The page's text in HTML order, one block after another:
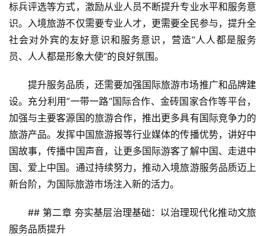
标兵评选等方式，激励从业人员不断提升专业水平和服务意
识。入境旅游不仅需要专业人才，更需要全民参与，提升全
社会对外宾的友好意识和服务意识，营造“人人都是服务
员、人人都是形象大使”的良好氛围。
提升服务品质，还需要加强国际旅游市场推广和品牌建
设。充分利用“一带一路”国际合作、金砖国家合作等平台，
加强与主要客源国的旅游合作，推出更多具有国际竞争力的
旅游产品。发挥中国旅游报等行业媒体的传播优势，讲好中
国故事，传播中国声音，让更多国际游客了解中国、走进中
国、爱上中国。通过持续努力，推动入境旅游服务品质迈上
新台阶，为国际旅游市场注入新的活力。
## 第二章 夯实基层治理基础：以治理现代化推动文旅
服务品质提升